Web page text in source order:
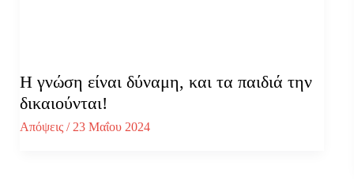
Η γνώση είναι δύναμη, και τα παιδιά την
δικαιούνται!
Απόψεις/ 23 Μαΐου 2024